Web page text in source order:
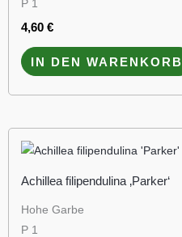
P 1
4,60 €
IN DEN WARENKORB
Achillea filipendulina ‚Parker‘
Hohe Garbe
P 1